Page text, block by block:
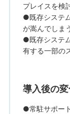
プレイスを検討
●既存システ
が嵩んでしまう
●既存システ
有する一部の
導入後の
●常駐サポー